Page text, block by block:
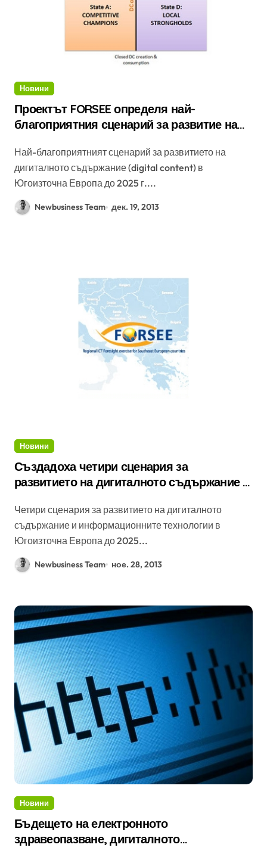
Новини
Проектът FORSEE определя най-
благоприятния сценарий за развитие на
Европа до 2025 година
Най-благоприятният сценарий за развитието на
дигиталното съдържание (digital content) в
Югоизточна Европа до 2025 г....
Newbusiness Team дек. 19, 2013
Новини
Създадоха четири сценария за
развитието на дигиталното съдържание и
Югоизточна Европа до 2025 година
Четири сценария за развитието на дигиталното
съдържание и информационните технологии в
Югоизточна Европа до 2025...
Newbusiness Team ное. 28, 2013
Новини
Бъдещето на електронното
здравеопазване, дигиталното